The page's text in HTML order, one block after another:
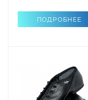
ПОДРОБНЕЕ